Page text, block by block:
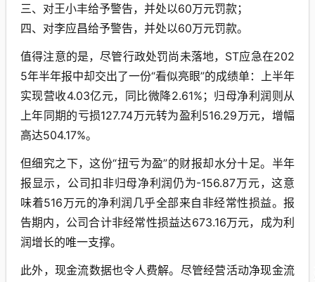
三、对王小丰给予警告，并处以60万元罚款；
四、对李应昌给予警告，并处以60万元罚款。
值得注意的是，尽管行政处罚尚未落地，ST应急在202
5年半年报中却交出了一份“看似亮眼”的成绩单：上半年
实现营收4.03亿元，同比微降2.61%；归母净利润则从
上年同期的亏损127.74万元转为盈利516.29万元，增幅
高达504.17%。
但细究之下，这份“扭亏为盈”的财报却水分十足。半年
报显示，公司扣非归母净利润仍为-156.87万元，这意
味着516万元的净利润几乎全部来自非经常性损益。报
告期内，公司合计非经常性损益达673.16万元，成为利
润增长的唯一支撑。
此外，现金流数据也令人费解。尽管经营活动净现金流